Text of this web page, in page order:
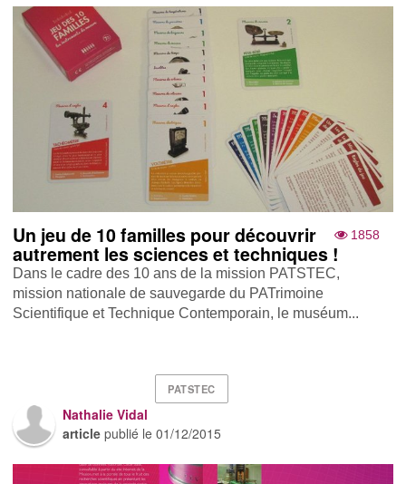
1858
Un jeu de 10 familles pour découvrir
autrement les sciences et techniques !
Dans le cadre des 10 ans de la mission PATSTEC,
mission nationale de sauvegarde du PATrimoine
Scientifique et Technique Contemporain, le muséum...
PATSTEC
Nathalie Vidal
article publié le01/12/2015